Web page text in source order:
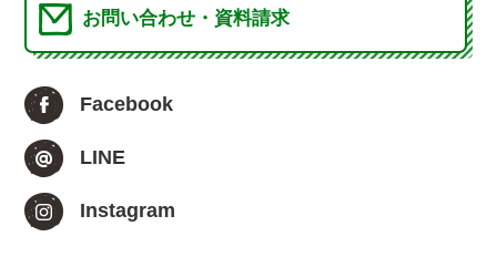
お問い合わせ・資料請求
Facebook
LINE
Instagram